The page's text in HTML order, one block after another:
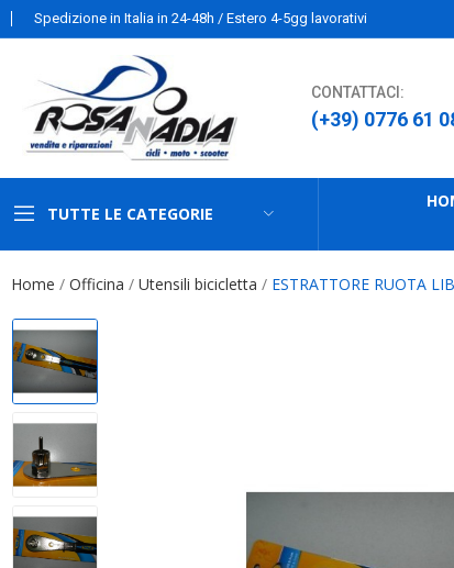
Spedizione in Italia in 24-48h / Estero 4-5gg lavorativi
CONTATTACI:
(+39) 0776 61
TUTTE LE CATEGORIE
Home Officina Utensili bicicletta ESTRATTORE RUOTA